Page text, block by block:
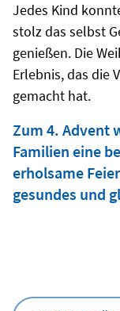
Jedes Kind
stolz das selbst
genießen. Die
Erlebnis, das die
gemacht hat.
Zum 4. Advent
Familien eine
erholsame
gesundes und